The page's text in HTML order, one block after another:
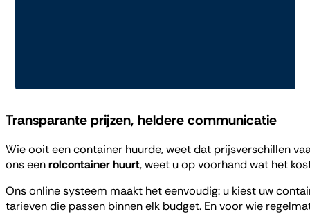
Transparante prijzen, heldere communicatie
Wie ooit een container huurde, weet dat prijsverschillen
ons eenrolcontainer huurt, weet u op voorhand wat het
Ons online systeem maakt het eenvoudig: u kiest uw
tarieven die passen binnen elk budget. En voor wie